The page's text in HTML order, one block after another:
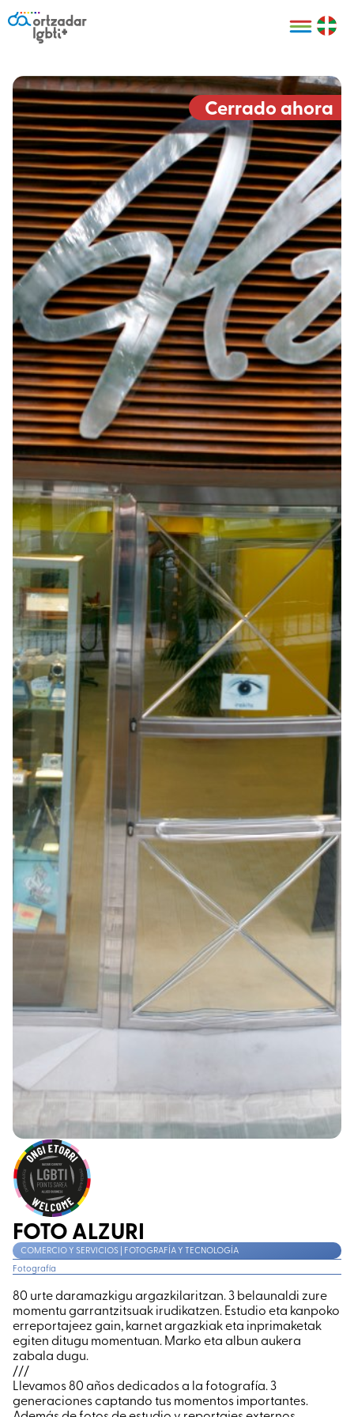
Personas
Bilbao Bizkaia
HARRO
HARROladies
Derechos
humanos
II Conferencia
LGTBI+ Atlántica
I LGBTI+ Basque
Sariak
Visitas guiadas
LGTBI+
Te ayudamos
Denuncia
Mapa de Puntos
Seguros
Certificado
empresarial
LGBTI+
Red de puntos
seguros LGBTI+
Registro
Formación
Formación
HARROkids
Accede a tu
cuenta
Prensa
Sala de prensa
Cerrado ahora
FOTO ALZURI
COMERCIO Y SERVICIOS | FOTOGRAFÍA Y TECNOLOGÍA
Fotografía
80 urte daramazkigu argazkilaritzan. 3 belaunaldi zure
momentu garrantzitsuak irudikatzen. Estudio eta kanpoko
erreportajeez gain, karnet argazkiak eta inprimaketak
egiten ditugu momentuan. Marko eta albun aukera
zabala dugu.
///
Llevamos 80 años dedicados a la fotografía. 3
generaciones captando tus momentos importantes.